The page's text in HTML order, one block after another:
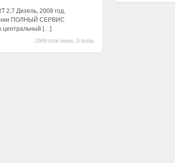
2,7 Дизель, 2008 год,
ПОЛНЫЙ СЕРВИС
центральный […]
2969 total views, 0 today